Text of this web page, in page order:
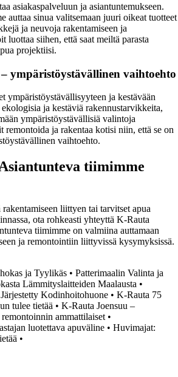
asiakaspalveluun ja asiantuntemukseen.
auttaa sinua valitsemaan juuri oikeat tuotteet
ja neuvoja rakentamiseen ja
siihen, että saat meiltä parasta
projektiisi.
ympäristöystävällinen vaihtoehto
ympäristöystävällisyyteen ja kestävään
ja kestäviä rakennustarvikkeita,
ympäristöystävällisiä valintoja
remontoida ja rakentaa kotisi niin, että se on
vaihtoehto.
tiimimme
liittyen tai tarvitset apua
ota rohkeasti yhteyttä K-Rauta
tiimimme on valmiina auttamaan
ja remontointiin liittyvissä kysymyksissä.
ja Tyylikäs • Patterimaalin Valinta ja
Lämmityslaitteiden Maalausta •
Kodinhoitohuone • K-Rauta 75
tulee tietää • K-Rauta Joensuu –
ammattilaiset •
luotettava apuväline • Huvimajat:
•